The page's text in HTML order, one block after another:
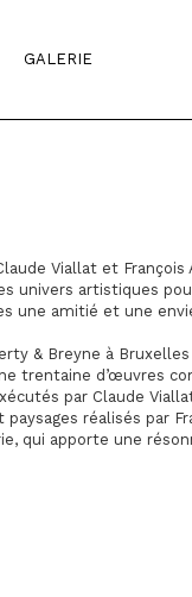
GALERIE
Viallat et
univers artistiques
une amitié et une
& Breyne à
trentaine d’œuvres
par Claude
réalisés par
qui apporte une